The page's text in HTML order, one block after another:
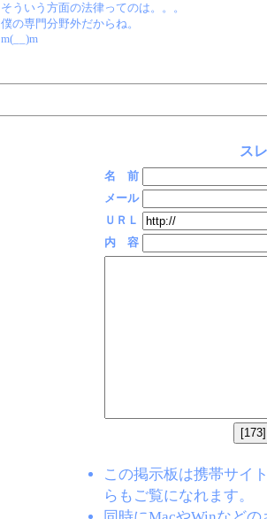
そういう方面の法律ってのは。。。
僕の専門分野外だからね。
m(__)m
ス
名 前
メール
ＵＲＬ
内 容
この掲示板は携帯サイ
らもご覧になれます。